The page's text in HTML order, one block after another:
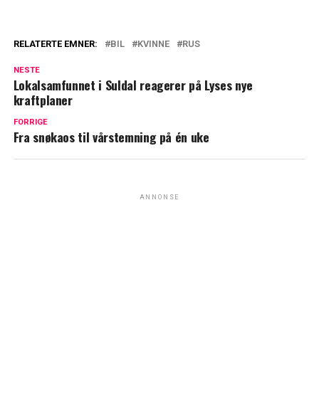
RELATERTE EMNER: BIL KVINNE RUS
NESTE
Lokalsamfunnet i Suldal reagerer på Lyses nye
kraftplaner
FORRIGE
Fra snøkaos til vårstemning på én uke
ANNONSE